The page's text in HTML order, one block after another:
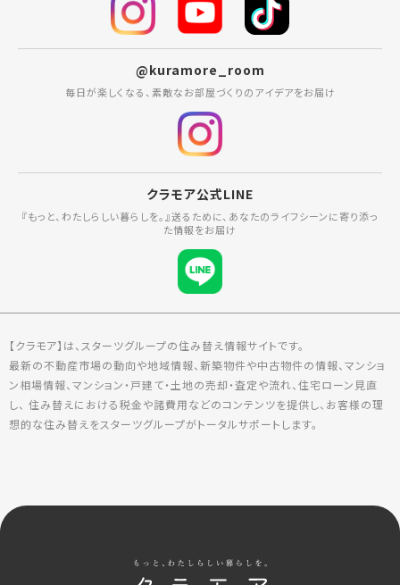
@kuramore_room
毎日が楽しくなる、素敵なお部屋づくりのアイデアをお届け
クラモア公式LINE
『もっと、わたしらしい暮らしを。』送るために、あなたのライフシーンに寄り添っ
た情報をお届け
【クラモア】は、スターツグループの住み替え情報サイトです。
最新の不動産市場の動向や地域情報、新築物件や中古物件の情報、マンショ
ン相場情報、マンション・戸建て・土地の売却・査定や流れ、住宅ローン見直
し、 住み替えにおける税金や諸費用などのコンテンツを提供し、お客様の理
想的な住み替えをスターツグループがトータルサポートします。